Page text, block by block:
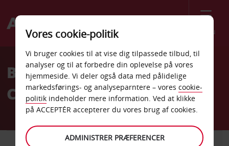
Menu
Welcome
AvisBilleje Wavre rue Fond
Cattelain 2
VAREVOGN
Vores cookie-politik
Vi bruger cookies til at vise dig tilpassede tilbud, til
analyser og til at forbedre din oplevelse på vores
hjemmeside. Vi deler også data med pålidelige
markedsførings- og analyseparntere – vores cookie-
politik indeholder mere information. Ved at klikke
på ACCEPTÉR accepterer du vores brug af cookies.
ADMINISTRER PRÆFERENCER